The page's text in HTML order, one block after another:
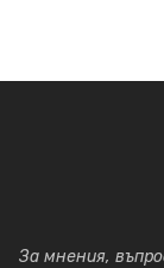
За мнения,